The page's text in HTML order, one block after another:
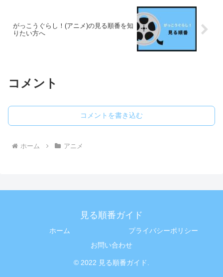
がっこうぐらし！(アニメ)の見る順番を知
りたい方へ
コメント
コメントを書き込む
ホーム アニメ
見る順番ガイド
ホーム
プライバシーポリシー
お問い合わせ
© 2022 見る順番ガイド.